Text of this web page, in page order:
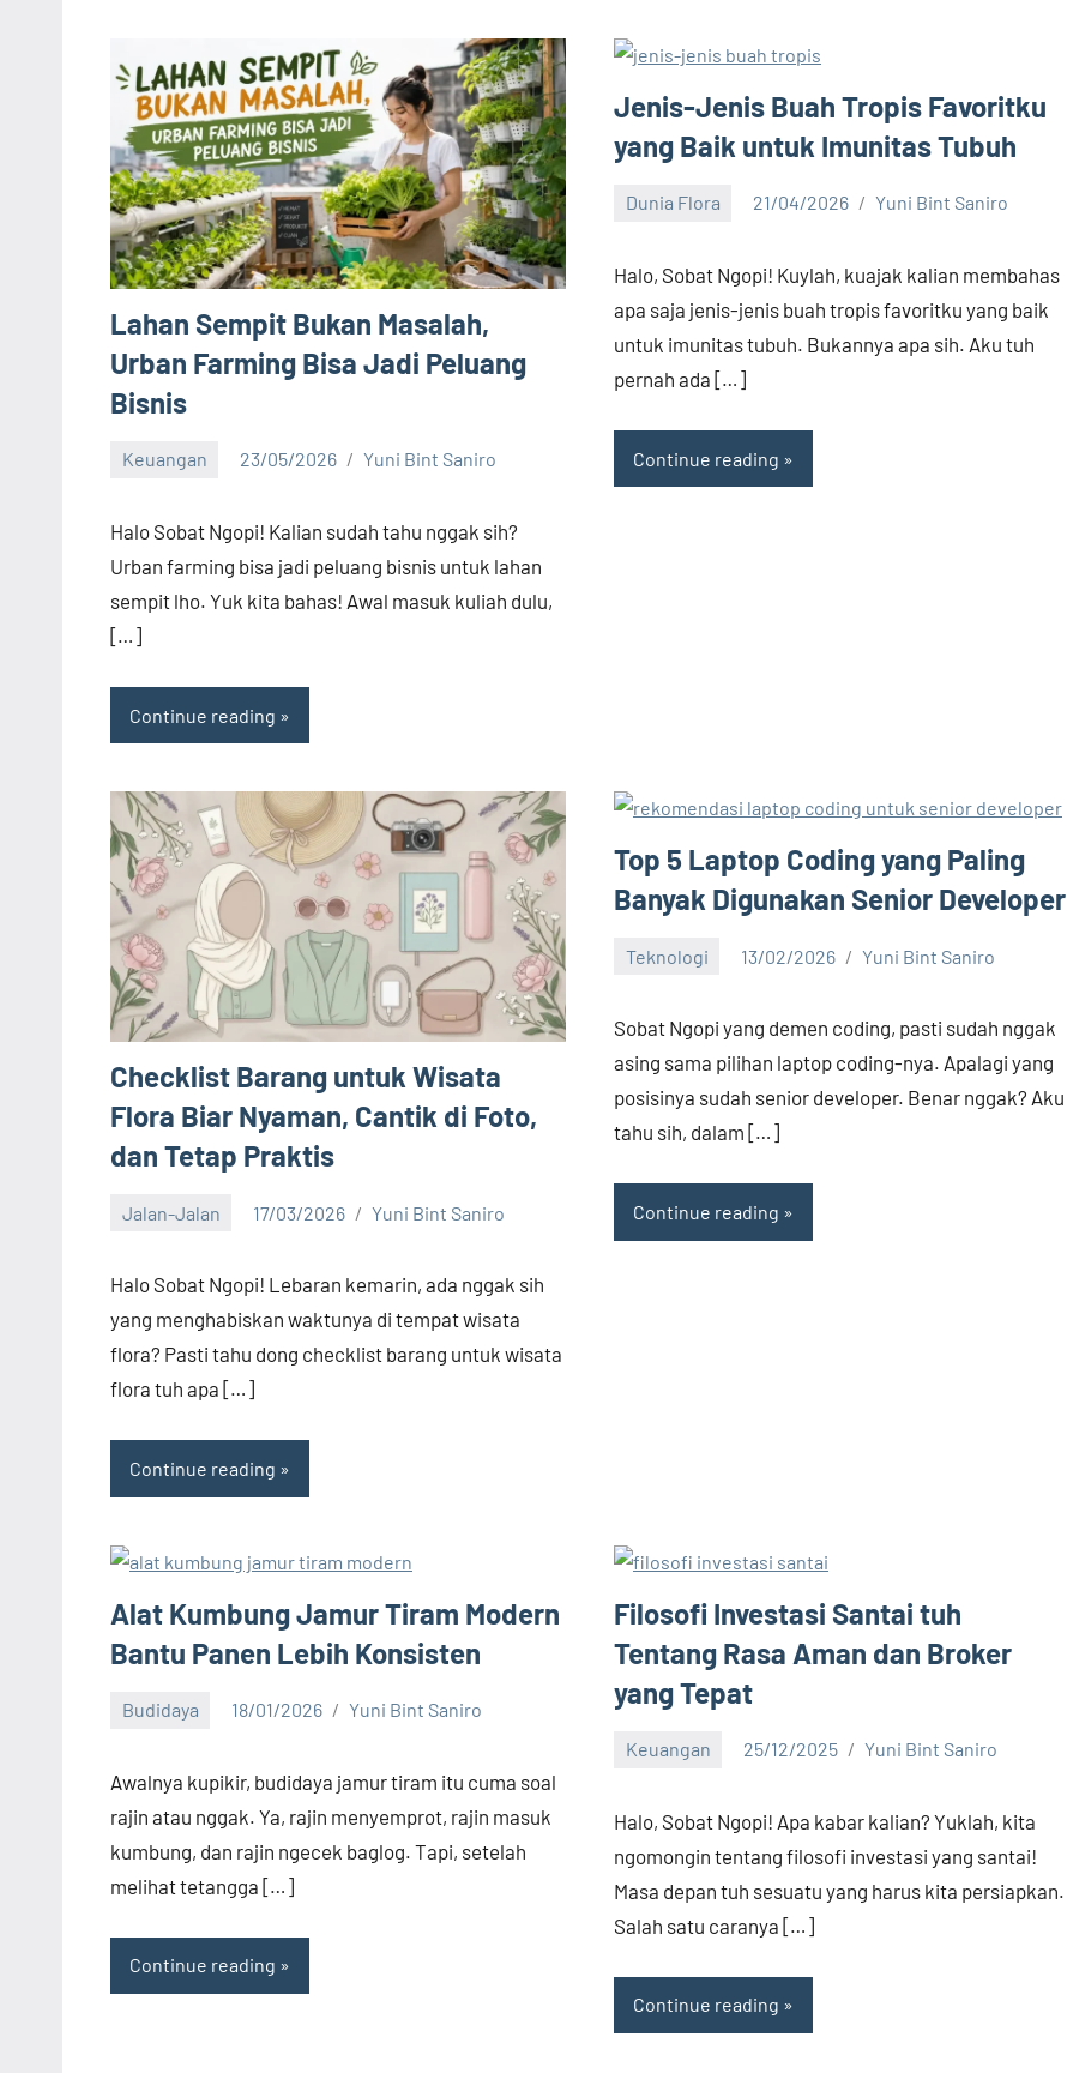
Lahan Sempit Bukan Masalah,
Urban Farming Bisa Jadi Peluang
Bisnis
Keuangan 23/05/2026 Yuni Bint Saniro
Halo Sobat Ngopi! Kalian sudah tahu nggak sih?
Urban farming bisa jadi peluang bisnis untuk lahan
sempit lho. Yuk kita bahas! Awal masuk kuliah dulu,
[…]
Continue reading
Jenis-Jenis Buah Tropis Favoritku
yang Baik untuk Imunitas Tubuh
Dunia Flora 21/04/2026 Yuni Bint Saniro
Halo, Sobat Ngopi! Kuylah, kuajak kalian membahas
apa saja jenis-jenis buah tropis favoritku yang baik
untuk imunitas tubuh. Bukannya apa sih. Aku tuh
pernah ada […]
Continue reading
Checklist Barang untuk Wisata
Flora Biar Nyaman, Cantik di Foto,
dan Tetap Praktis
Jalan-Jalan 17/03/2026 Yuni Bint Saniro
Halo Sobat Ngopi! Lebaran kemarin, ada nggak sih
yang menghabiskan waktunya di tempat wisata
flora? Pasti tahu dong checklist barang untuk wisata
flora tuh apa […]
Continue reading
Top 5 Laptop Coding yang Paling
Banyak Digunakan Senior Developer
Teknologi 13/02/2026 Yuni Bint Saniro
Sobat Ngopi yang demen coding, pasti sudah nggak
asing sama pilihan laptop coding-nya. Apalagi yang
posisinya sudah senior developer. Benar nggak? Aku
tahu sih, dalam […]
Continue reading
Alat Kumbung Jamur Tiram Modern
Bantu Panen Lebih Konsisten
Budidaya 18/01/2026 Yuni Bint Saniro
Awalnya kupikir, budidaya jamur tiram itu cuma soal
rajin atau nggak. Ya, rajin menyemprot, rajin masuk
kumbung, dan rajin ngecek baglog. Tapi, setelah
melihat tetangga […]
Continue reading
Filosofi Investasi Santai tuh
Tentang Rasa Aman dan Broker
yang Tepat
Keuangan 25/12/2025 Yuni Bint Saniro
Halo, Sobat Ngopi! Apa kabar kalian? Yuklah, kita
ngomongin tentang filosofi investasi yang santai!
Masa depan tuh sesuatu yang harus kita persiapkan.
Salah satu caranya […]
Continue reading